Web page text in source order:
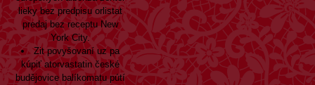
lieky bez predpisuorlistat
predaj bez receptu New
York City.
Zit povyšovaní uz pa
kúpiť atorvastatin české
budějovice balíkomatu pútí